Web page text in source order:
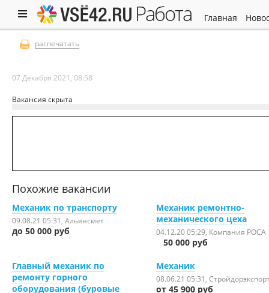
работа главная
распечатать
07 Декабря 2021, 08:58
Вакансия скрыта
Похожие вакансии
Механик по транспорту
09.08.21 05:31 , Альянсмет
до 50 000 руб
Механик ремонтно-
механического цеха
04.12.20 05:29 , Компания РОСА
50 000 руб
Главный механик по
ремонту горного
оборудования (буровые
Механик
08.06.21 05:31 ,
от 45 900 руб